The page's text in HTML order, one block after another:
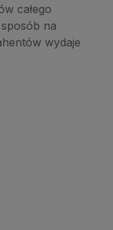
całego
na
wydaje